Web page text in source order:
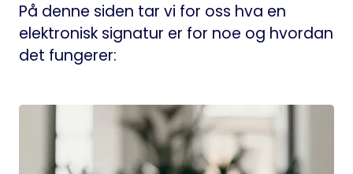
På denne siden tar vi for oss hva en
elektronisk signatur er for noe og hvordan
det fungerer: